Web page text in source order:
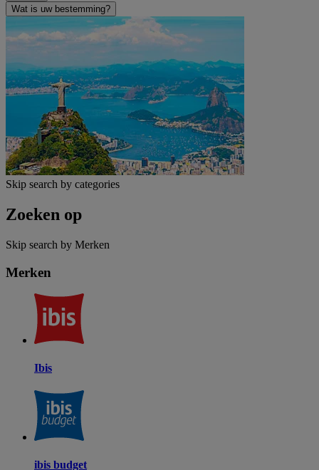
Wat is uw bestemming?
Skip search by categories
Zoeken op
Skip search by Merken
Merken
Ibis
ibis budget